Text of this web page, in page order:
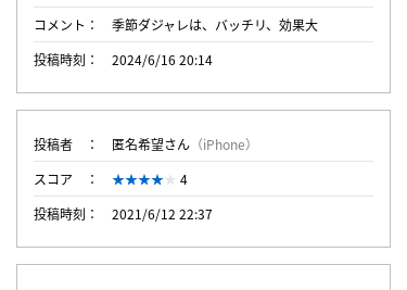
コメント
季節ダジャレは、バッチリ、効果大
投稿時刻
2024/6/16 20:14
投稿者 匿名希望さん （iPhone）
スコア
4
投稿時刻
2021/6/12 22:37